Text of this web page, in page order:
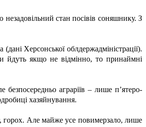
стан посівів соняшнику. З
Херсонської облдержадміністрації).
йдуть якщо не відмінно, то принаймні
аграріїв – лише п’ятеро-
хазяйнування.
горох. Але майже усе повимерзало, лише